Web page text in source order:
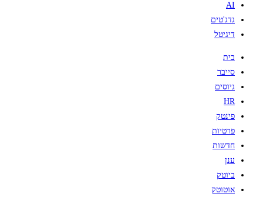
AI
גדג'טים
דיגיטל
בית
סייבר
גיוסים
HR
פינטק
פרטיות
חדשות
ענן
ביוטק
אוטוטק